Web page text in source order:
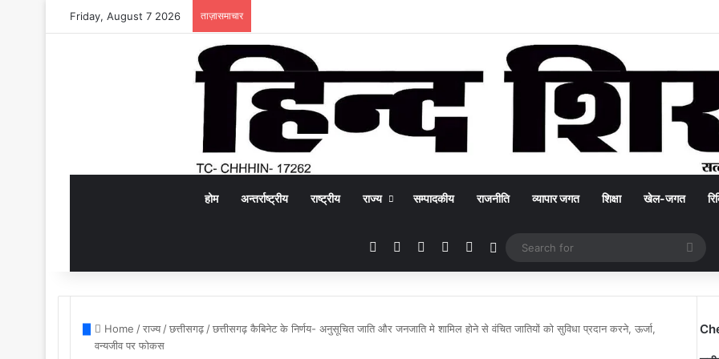
Friday, August 7 2026 ताज़ासमाचार
होम अन्तर्राष्ट्रीय राष्ट्रीय राज्य सम्पादकीय राजनीति व्यापार जगत शिक्षा खेल-जगत
Facebook YouTubeInstagramWhatsApp
Switch skin
for
Home /राज्य/छत्तीसगढ़/छत्तीसगढ़ कैबिनेट के निर्णय- अनुसूचित जाति और जनजाति मे शामिल होने से वंचित जातियों को सुविधा प्रदान करने, ऊर्जा,
वन्यजीव पर फोकस